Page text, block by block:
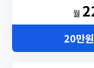
월
20만